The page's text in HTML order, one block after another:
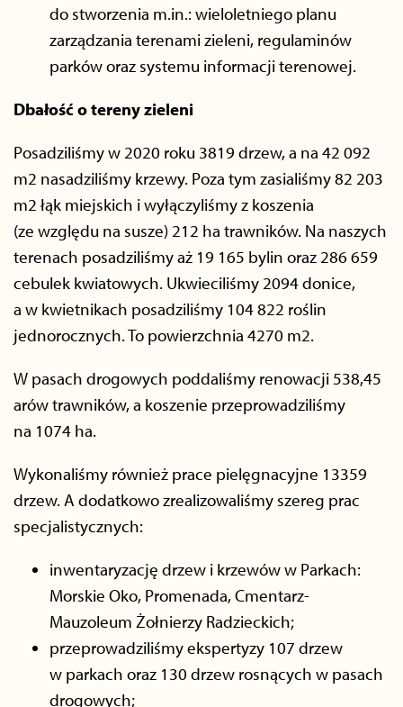
do stworzenia m.in.: wieloletniego planu
zarządzania terenami zieleni, regulaminów
parków oraz systemu informacji terenowej.
Dbałość o tereny zieleni
Posadziliśmy w 2020 roku 3819 drzew, a na 42 092
m2 nasadziliśmy krzewy. Poza tym zasialiśmy 82 203
m2 łąk miejskich i wyłączyliśmy z koszenia
(ze względu na susze) 212 ha trawników. Na naszych
terenach posadziliśmy aż 19 165 bylin oraz 286 659
cebulek kwiatowych. Ukwieciliśmy 2094 donice,
a w kwietnikach posadziliśmy 104 822 roślin
jednorocznych. To powierzchnia 4270 m2.
W pasach drogowych poddaliśmy renowacji 538,45
arów trawników, a koszenie przeprowadziliśmy
na 1074 ha.
Wykonaliśmy również prace pielęgnacyjne 13359
drzew. A dodatkowo zrealizowaliśmy szereg prac
specjalistycznych:
inwentaryzację drzew i krzewów w Parkach:
Morskie Oko, Promenada, Cmentarz-
Mauzoleum Żołnierzy Radzieckich;
przeprowadziliśmy ekspertyzy 107 drzew
w parkach oraz 130 drzew rosnących w pasach
drogowych;